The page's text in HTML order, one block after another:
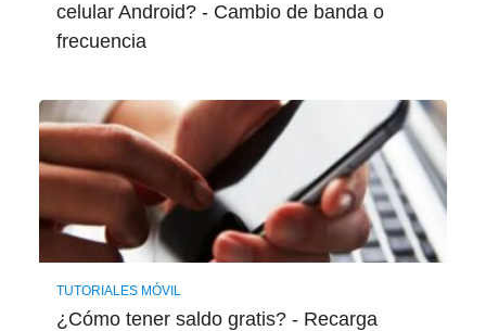
celular Android? - Cambio de banda o
frecuencia
TUTORIALES MÓVIL
¿Cómo tener saldo gratis? - Recarga